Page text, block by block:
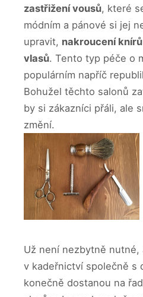
zastřižení vousů, které
módním a pánové si jej
upravit, nakroucení knírů
vlasů. Tento typ péče o
populárním napříč
Bohužel těchto salonů
by si zákazníci přáli, ale
změní.
Už není nezbytně nutné,
v kadeřnictví společně s
konečně dostanou na